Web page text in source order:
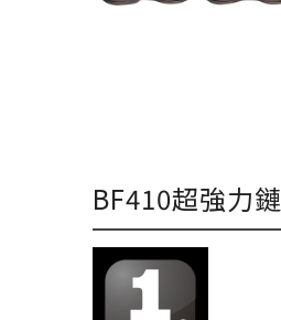
BF410超強力鏈